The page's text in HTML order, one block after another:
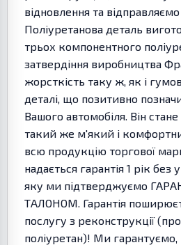
відновлення та
Поліуретанова деталь
трьох компонентного
затвердіння виробництва
жорсткість таку ж, як і
деталі, що позитивно
Вашого автомобіля. Він
такий же м'який і
всю продукцію торгової
надається гарантія 1 рік без
яку ми підтверджуємо
ТАЛОНОМ. Гарантія
послугу з реконструкції
поліуретан)! Ми